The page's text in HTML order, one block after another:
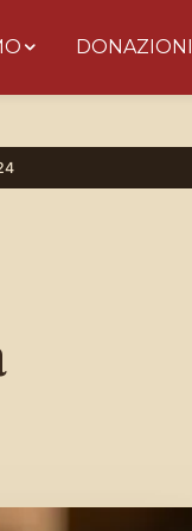
DONAZIONI